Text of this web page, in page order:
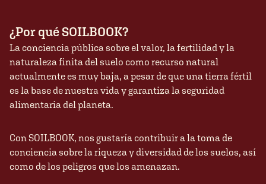
¿Por qué SOILBOOK?
La conciencia pública sobre el valor, la fertilidad y la
naturaleza finita del suelo como recurso natural
actualmente es muy baja, a pesar de que una tierra fértil
es la base de nuestra vida y garantiza la seguridad
alimentaria del planeta.
Con SOILBOOK, nos gustaría contribuir a la toma de
conciencia sobre la riqueza y diversidad de los suelos, así
como de los peligros que los amenazan.